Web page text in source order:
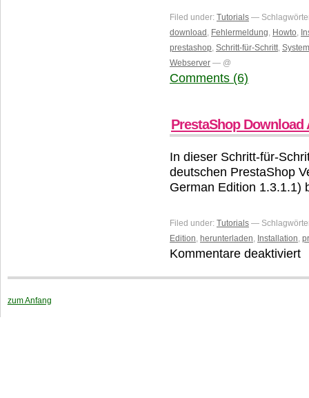
Filed under: Tutorials —
download, Fehlermeldung, Howto,
prestashop, Schritt-für-Schritt,
Webserver — @
Comments (6)
PrestaShop Download
In dieser Schritt-für-
deutschen PrestaShop
German Edition 1.3.1.1)
Filed under: Tutorials —
Edition, herunterladen, Installation,
Kommentare deaktiviert
zum Anfang